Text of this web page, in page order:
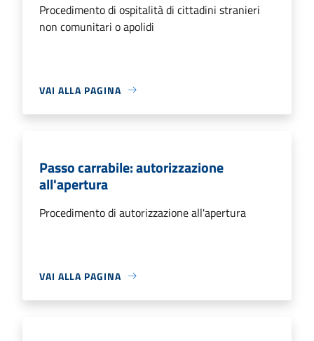
Procedimento di ospitalità di cittadini stranieri
non comunitari o apolidi
VAI ALLA PAGINA
Passo carrabile: autorizzazione
all'apertura
Procedimento di autorizzazione all'apertura
VAI ALLA PAGINA